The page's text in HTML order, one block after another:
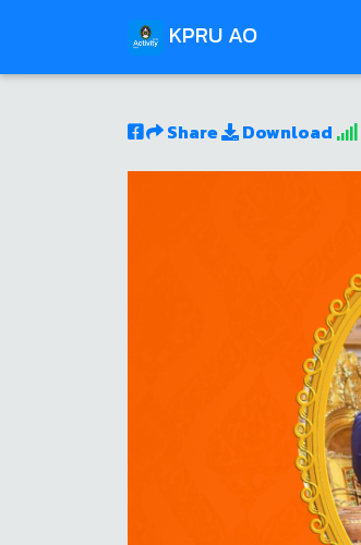
KPRU AO
Share Download